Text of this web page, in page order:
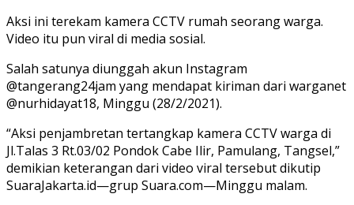
Aksi ini terekam kamera CCTV rumah seorang warga.
Video itu pun viral di media sosial.
Salah satunya diunggah akun Instagram
@tangerang24jam yang mendapat kiriman dari warganet
@nurhidayat18, Minggu (28/2/2021).
“Aksi penjambretan tertangkap kamera CCTV warga di
Jl.Talas 3 Rt.03/02 Pondok Cabe Ilir, Pamulang, Tangsel,”
demikian keterangan dari video viral tersebut dikutip
SuaraJakarta.id—grup Suara.com—Minggu malam.